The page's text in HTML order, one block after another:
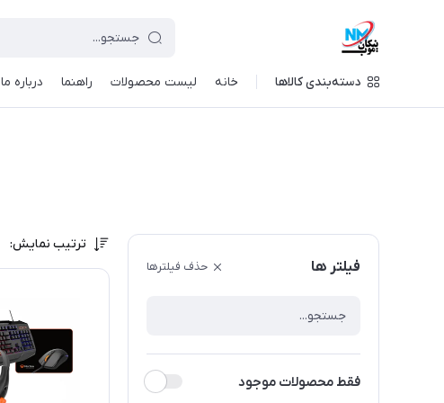
دسته‌بندی کالاها خانه لیست محصولات راهنما درباره ما
فیلتر ها حذف فیلترها
فقط محصولات موجود
ترتیب نمایش: